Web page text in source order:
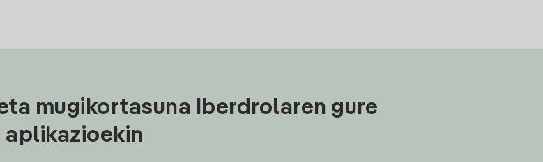
mugikortasuna Iberdrolaren gure
aplikazioekin